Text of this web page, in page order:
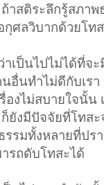
าสติระลึกรู้สภา
กุศลวิบากด้วยโท
าเป็นไปไม่ได้ที่จ
อื่นทำไม่ดีกับเรา
งไม่สบายใจนั้น
ยังมีปัจจัยที่โทส
รรมทั้งหลายที่ป
รถดับโทสะได้